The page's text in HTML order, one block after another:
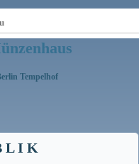
Tempelhof
L I K